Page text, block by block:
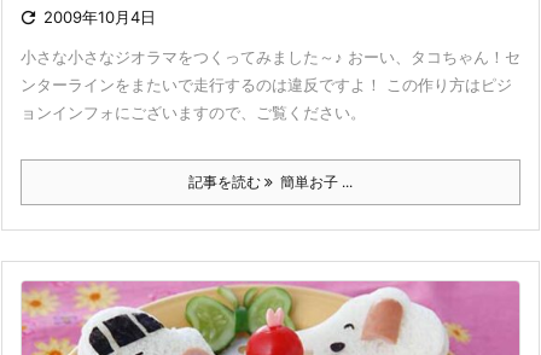
 2009年10月4日
小さな小さなジオラマをつくってみました～♪ おーい、タコちゃん！セ
ンターラインをまたいで走行するのは違反ですよ！ この作り方はピジ
ョンインフォにございますので、ご覧ください。
記事を読む 簡単お子 ...